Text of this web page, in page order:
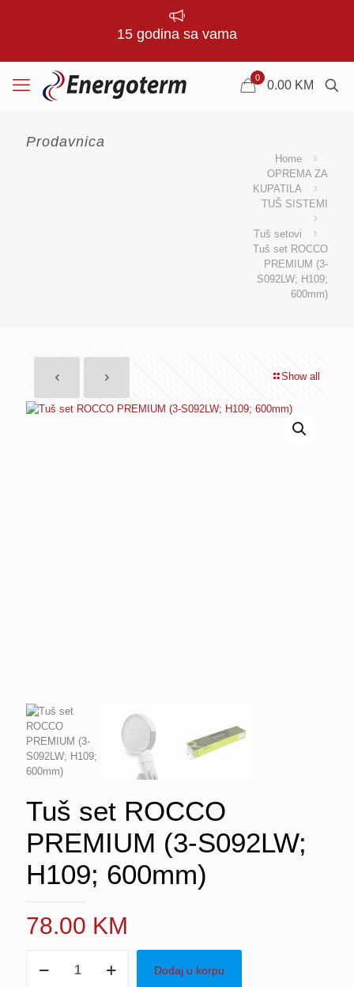
15 godina sa vama
0
0.00 KM
Prodavnica
Home
OPREMA ZA
KUPATILA
TUŠ SISTEMI
Tuš setovi
Tuš set ROCCO
PREMIUM (3-
S092LW; H109;
600mm)
Show all
Tuš set ROCCO
PREMIUM (3-S092LW;
H109; 600mm)
78.00 KM
Dodaj u korpu